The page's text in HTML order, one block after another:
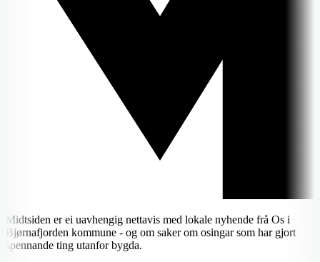
Midtsiden er ei uavhengig nettavis med lokale nyhende frå Os i
Bjørnafjorden kommune - og om saker om osingar som har gjort
spennande ting utanfor bygda.